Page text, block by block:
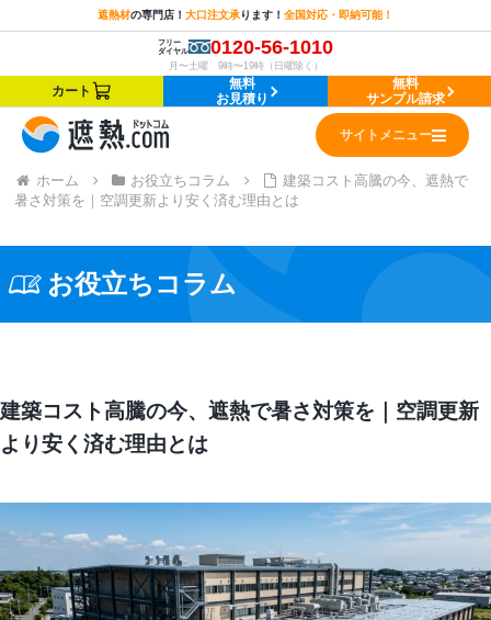
遮熱材の専門店！ 大口注文承ります！ 全国対応・即納可能！
フリー
ダイヤル
0120-56-1010
月〜土曜 9時〜19時（日曜除く）
カート
無料
お見積り
無料
サンプル請求
サイトメニュー
ホーム お役立ちコラム
建築コスト高騰の今、遮熱で
暑さ対策を｜空調更新より安く済む理由とは
お役立ちコラム
建築コスト高騰の今、遮熱で暑さ対策を｜空調更新
より安く済む理由とは